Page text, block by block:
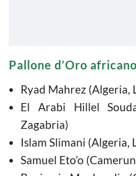
Pallone d’Oro
Ryad Mahrez (Algeria,
El Arabi Hillel
Zagabria)
Islam Slimani (Algeria,
Samuel Eto’o